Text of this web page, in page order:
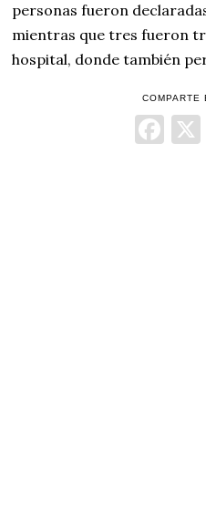
personas fueron
mientras que tres fueron
hospital, donde también
COMPARTE